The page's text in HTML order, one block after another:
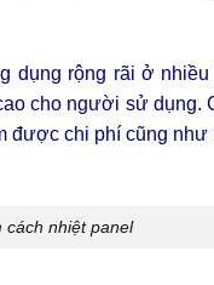
dụng rộng rãi ở
cho người sử dụng.
được chi phí cũng
cách nhiệt panel